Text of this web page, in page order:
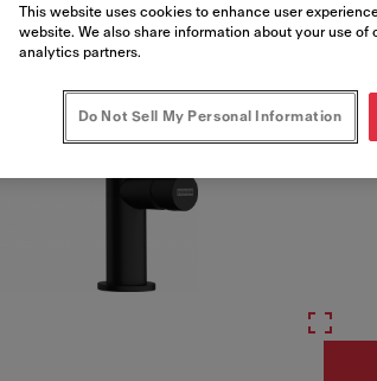
This website uses cookies to enhance user
website. We also share information about your use
analytics partners.
Do Not Sell My Personal Information